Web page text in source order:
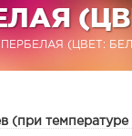
(ЦВЕТ:
(при